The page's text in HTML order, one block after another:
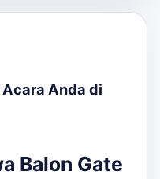
Anda di
Balon Gate